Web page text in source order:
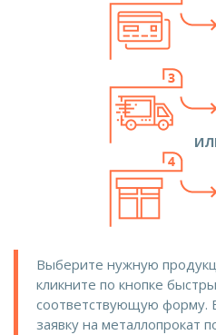
Выберите нужную
кликните по кнопке
соответствующую форму.
заявку на металлопрокат